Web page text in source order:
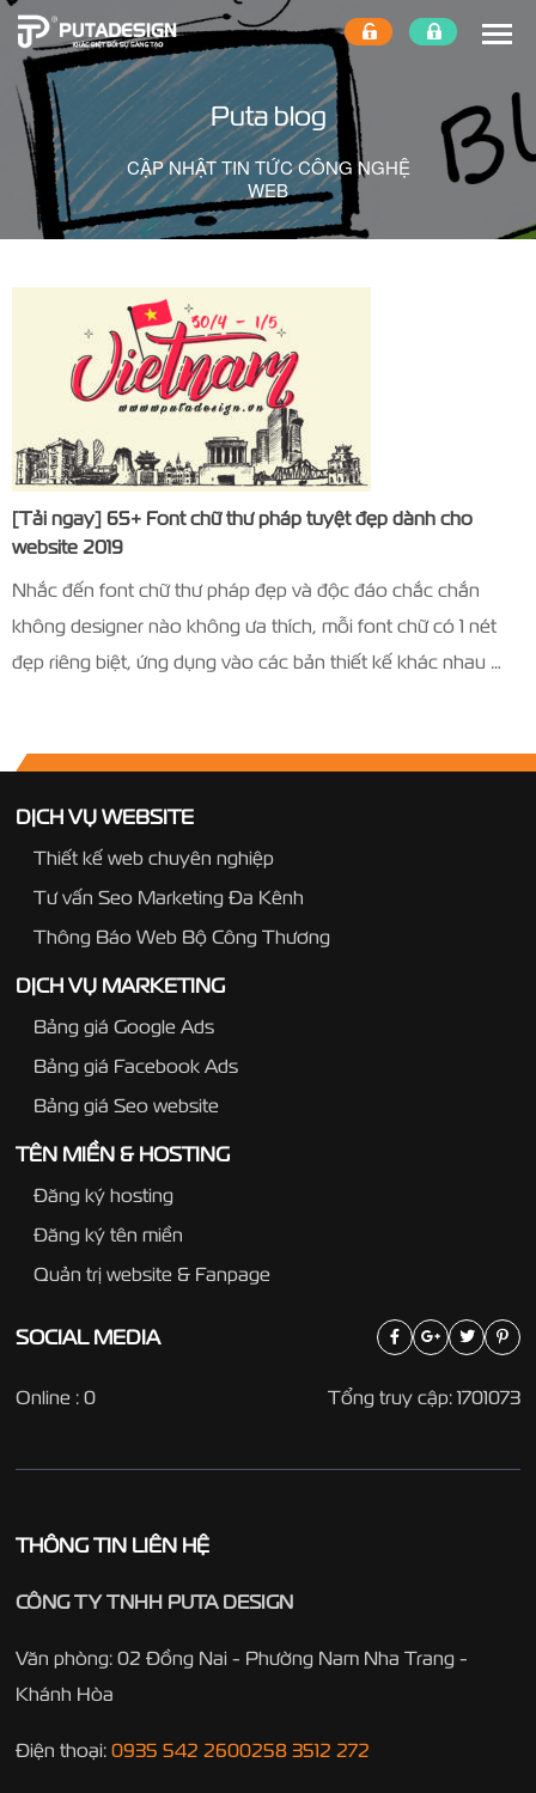
Puta blog
CẬP NHẬT TIN TỨC CÔNG NGHỆ
WEB
[Tải ngay] 65+ Font chữ thư pháp tuyệt đẹp dành cho
website 2019
Nhắc đến font chữ thư pháp đẹp và độc đáo chắc chắn
không designer nào không ưa thích, mỗi font chữ có 1 nét
đẹp riêng biệt, ứng dụng vào các bản thiết kế khác nhau …
DỊCH VỤ WEBSITE
Thiết kế web chuyên nghiệp
Tư vấn Seo Marketing Đa Kênh
Thông Báo Web Bộ Công Thương
DỊCH VỤ MARKETING
Bảng giá Google Ads
Bảng giá Facebook Ads
Bảng giá Seo website
TÊN MIỀN & HOSTING
Đăng ký hosting
Đăng ký tên miền
Quản trị website & Fanpage
SOCIALMEDIA
Tổng truy cập: 1701073
Online : 0
THÔNG TIN LIÊN HỆ
CÔNG TY TNHH PUTA DESIGN
Văn phòng: 02 Đồng Nai - Phường Nam Nha Trang -
Khánh Hòa
Điện thoại: 0935 542 2600258 3512 272